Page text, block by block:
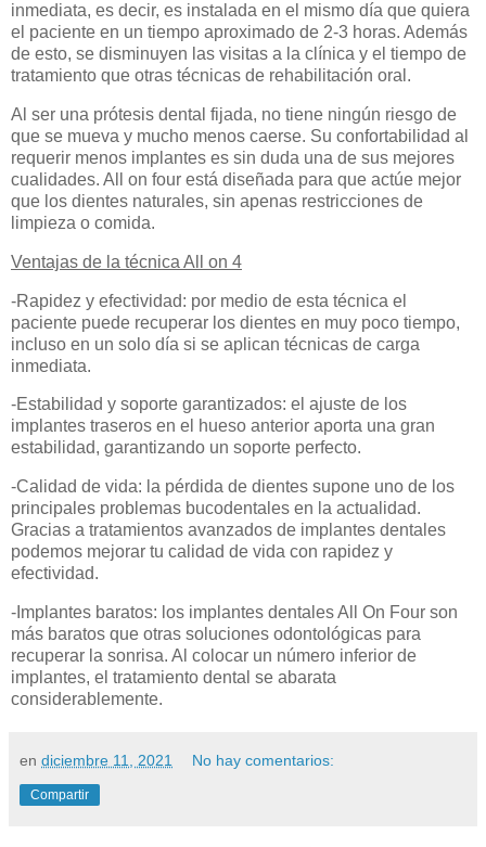
inmediata, es decir, es instalada en el mismo día que quiera
el paciente en un tiempo aproximado de 2-3 horas. Además
de esto, se disminuyen las visitas a la clínica y el tiempo de
tratamiento que otras técnicas de rehabilitación oral.
Al ser una prótesis dental fijada, no tiene ningún riesgo de
que se mueva y mucho menos caerse. Su confortabilidad al
requerir menos implantes es sin duda una de sus mejores
cualidades. All on four está diseñada para que actúe mejor
que los dientes naturales, sin apenas restricciones de
limpieza o comida.
Ventajas de la técnica All on 4
-Rapidez y efectividad: por medio de esta técnica el
paciente puede recuperar los dientes en muy poco tiempo,
incluso en un solo día si se aplican técnicas de carga
inmediata.
-Estabilidad y soporte garantizados: el ajuste de los
implantes traseros en el hueso anterior aporta una gran
estabilidad, garantizando un soporte perfecto.
-Calidad de vida: la pérdida de dientes supone uno de los
principales problemas bucodentales en la actualidad.
Gracias a tratamientos avanzados de implantes dentales
podemos mejorar tu calidad de vida con rapidez y
efectividad.
-Implantes baratos: los implantes dentales All On Four son
más baratos que otras soluciones odontológicas para
recuperar la sonrisa. Al colocar un número inferior de
implantes, el tratamiento dental se abarata
considerablemente.
en diciembre 11, 2021 No hay comentarios:
Compartir